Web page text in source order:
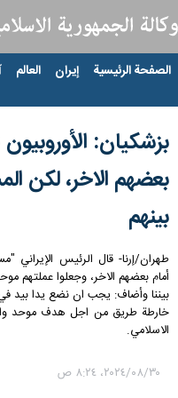
الصفحة الرئيسية إيران العالم
بزشکیان:
بعضهم الاخر، لكن
بينهم
طهران/إرنا- قال الرئیس الإیراني
أمام بعضهم الاخر، وجعلوا عملتهم
بيننا وأضاف: يجب ان نضع يدا بيد
خارطة طريق من اجل هدف موحد
الاسلامي.
٣٠‏/٠٨‏/٢٠٢٤، ٨:٢٤ ص